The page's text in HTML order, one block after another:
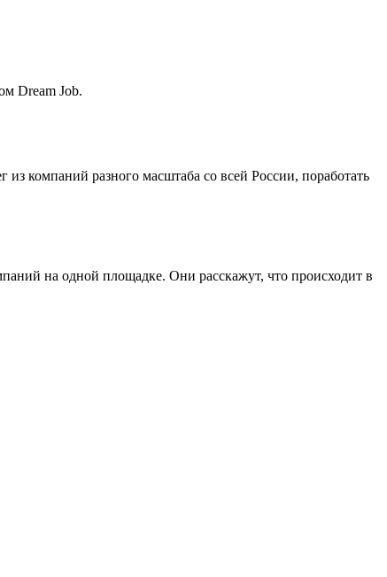
Dream Job.
компаний разного масштаба со всей России, поработать
на одной площадке. Они расскажут, что происходит в